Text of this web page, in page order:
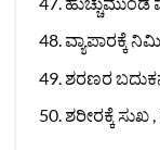
ವ್ಯಾಪಾರಕ್ಕೆ
ಶರಣರ
ಶರೀರಕ್ಕೆ ಸುಖ